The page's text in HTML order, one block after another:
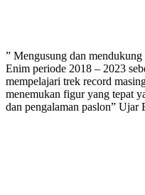
” Mengusung dan
Enim periode 2018 – 2023
mempelajari trek record
menemukan figur yang tepat
dan pengalaman paslon” Ujar